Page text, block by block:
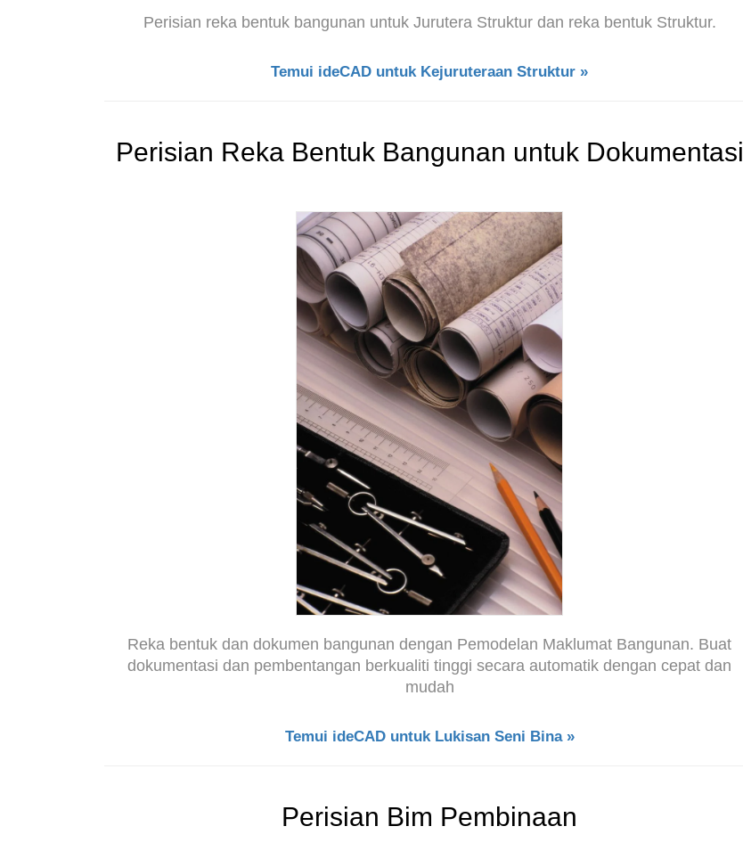
Perisian reka bentuk bangunan untuk Jurutera Struktur dan reka bentuk Struktur.
Temui ideCAD untuk Kejuruteraan Struktur »
Perisian Reka Bentuk Bangunan untuk Dokumentasi
Reka bentuk dan dokumen bangunan dengan Pemodelan Maklumat Bangunan. Buat
dokumentasi dan pembentangan berkualiti tinggi secara automatik dengan cepat dan
mudah
Temui ideCAD untuk Lukisan Seni Bina »
Perisian Bim Pembinaan